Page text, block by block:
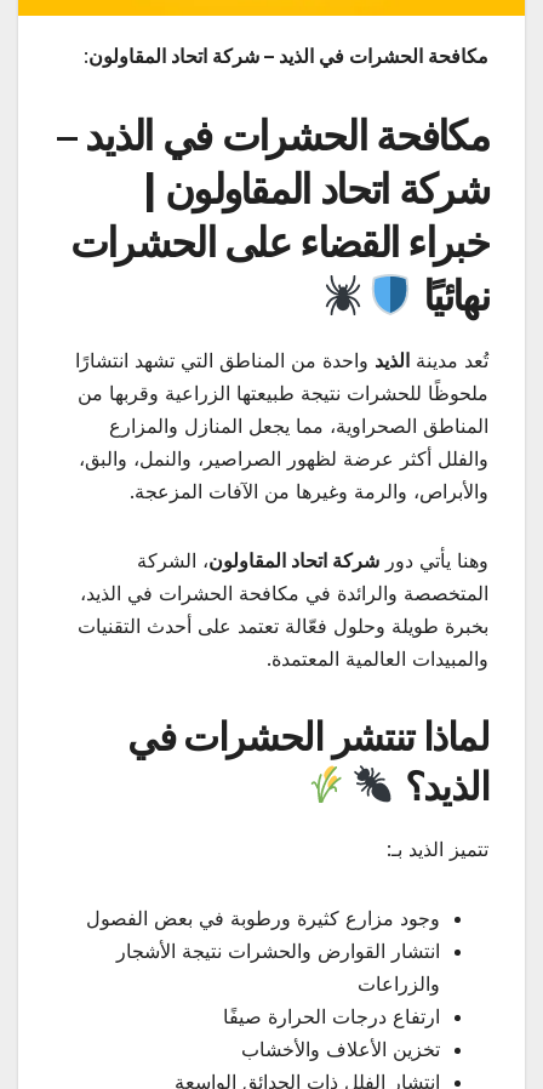
مكافحة الحشرات في الذيد – شركة اتحاد المقاولون:
مكافحة الحشرات في الذيد –
شركة اتحاد المقاولون |
خبراء القضاء على الحشرات
نهائيًا
تُعد مدينة الذيد واحدة من المناطق التي تشهد انتشارًا
ملحوظًا للحشرات نتيجة طبيعتها الزراعية وقربها من
المناطق الصحراوية، مما يجعل المنازل والمزارع
والفلل أكثر عرضة لظهور الصراصير، والنمل، والبق،
والأبراص، والرمة وغيرها من الآفات المزعجة.
وهنا يأتي دور شركة اتحاد المقاولون، الشركة
المتخصصة والرائدة في مكافحة الحشرات في الذيد،
بخبرة طويلة وحلول فعّالة تعتمد على أحدث التقنيات
والمبيدات العالمية المعتمدة.
لماذا تنتشر الحشرات في
الذيد؟
تتميز الذيد بـ:
وجود مزارع كثيرة ورطوبة في بعض الفصول
انتشار القوارض والحشرات نتيجة الأشجار
والزراعات
ارتفاع درجات الحرارة صيفًا
تخزين الأعلاف والأخشاب
انتشار الفلل ذات الحدائق الواسعة